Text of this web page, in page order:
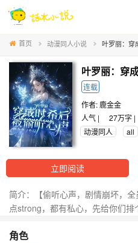
首页 动漫同人小说 叶罗丽：穿
叶罗丽：穿
连载
作者: 鹿金金
人气 |
27万字 |
动漫同人
all
立即阅读
简介：【偷听心声，剧情崩坏，
点strong，都有私心，先给你们排
代号C0014的机器人在被销毁后
角色